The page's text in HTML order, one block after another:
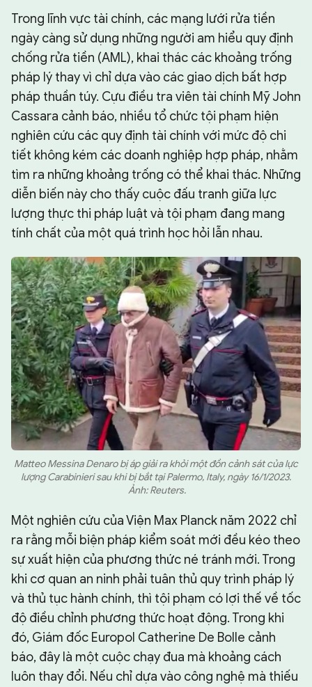
Trong lĩnh vực tài chính, các mạng lưới rửa tiền
ngày càng sử dụng những người am hiểu quy định
chống rửa tiền (AML), khai thác các khoảng trống
pháp lý thay vì chỉ dựa vào các giao dịch bất hợp
pháp thuần túy. Cựu điều tra viên tài chính Mỹ John
Cassara cảnh báo, nhiều tổ chức tội phạm hiện
nghiên cứu các quy định tài chính với mức độ chi
tiết không kém các doanh nghiệp hợp pháp, nhằm
tìm ra những khoảng trống có thể khai thác. Những
diễn biến này cho thấy cuộc đấu tranh giữa lực
lượng thực thi pháp luật và tội phạm đang mang
tính chất của một quá trình học hỏi lẫn nhau.
Matteo Messina Denaro bị áp giải ra khỏi một đồn cảnh sát của lực
lượng Carabinieri sau khi bị bắt tại Palermo, Italy, ngày 16/1/2023.
Ảnh: Reuters.
Một nghiên cứu của Viện Max Planck năm 2022 chỉ
ra rằng mỗi biện pháp kiểm soát mới đều kéo theo
sự xuất hiện của phương thức né tránh mới. Trong
khi cơ quan an ninh phải tuân thủ quy trình pháp lý
và thủ tục hành chính, thì tội phạm có lợi thế về tốc
độ điều chỉnh phương thức hoạt động. Trong khi
đó, Giám đốc Europol Catherine De Bolle cảnh
báo, đây là một cuộc chạy đua mà khoảng cách
luôn thay đổi. Nếu chỉ dựa vào công nghệ mà thiếu